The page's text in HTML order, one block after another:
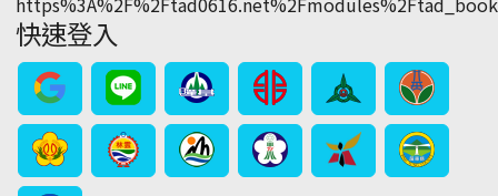
快速登入